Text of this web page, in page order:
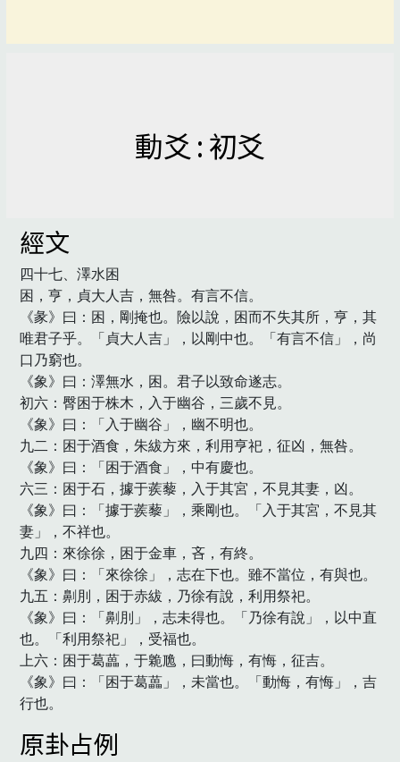
動爻 : 初爻
經文
四十七、澤水困
困，亨，貞大人吉，無咎。有言不信。
《彖》曰：困，剛掩也。險以說，困而不失其所，亨，其
唯君子乎。「貞大人吉」，以剛中也。「有言不信」，尚
口乃窮也。
《象》曰：澤無水，困。君子以致命遂志。
初六：臀困于株木，入于幽谷，三歲不見。
《象》曰：「入于幽谷」，幽不明也。
九二：困于酒食，朱紱方來，利用亨祀，征凶，無咎。
《象》曰：「困于酒食」，中有慶也。
六三：困于石，據于蒺藜，入于其宮，不見其妻，凶。
《象》曰：「據于蒺藜」，乘剛也。「入于其宮，不見其
妻」，不祥也。
九四：來徐徐，困于金車，吝，有終。
《象》曰：「來徐徐」，志在下也。雖不當位，有與也。
九五：劓刖，困于赤紱，乃徐有說，利用祭祀。
《象》曰：「劓刖」，志未得也。「乃徐有說」，以中直
也。「利用祭祀」，受福也。
上六：困于葛藟，于臲卼，曰動悔，有悔，征吉。
《象》曰：「困于葛藟」，未當也。「動悔，有悔」，吉
行也。
原卦占例